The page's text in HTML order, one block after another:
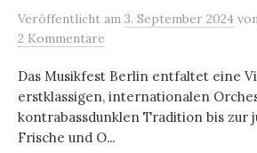
Veröffentlicht am 3. September 2024
2 Kommentare
Das Musikfest Berlin entfaltet eine
erstklassigen, internationalen
kontrabassdunklen Tradition bis zur
Frische und O...